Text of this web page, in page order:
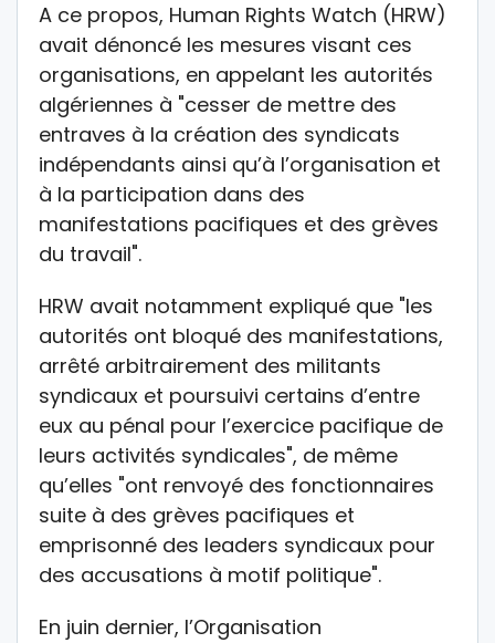
A ce propos, Human Rights Watch (HRW)
avait dénoncé les mesures visant ces
organisations, en appelant les autorités
algériennes à "cesser de mettre des
entraves à la création des syndicats
indépendants ainsi qu’à l’organisation et
à la participation dans des
manifestations pacifiques et des grèves
du travail".
HRW avait notamment expliqué que "les
autorités ont bloqué des manifestations,
arrêté arbitrairement des militants
syndicaux et poursuivi certains d’entre
eux au pénal pour l’exercice pacifique de
leurs activités syndicales", de même
qu’elles "ont renvoyé des fonctionnaires
suite à des grèves pacifiques et
emprisonné des leaders syndicaux pour
des accusations à motif politique".
En juin dernier, l’Organisation